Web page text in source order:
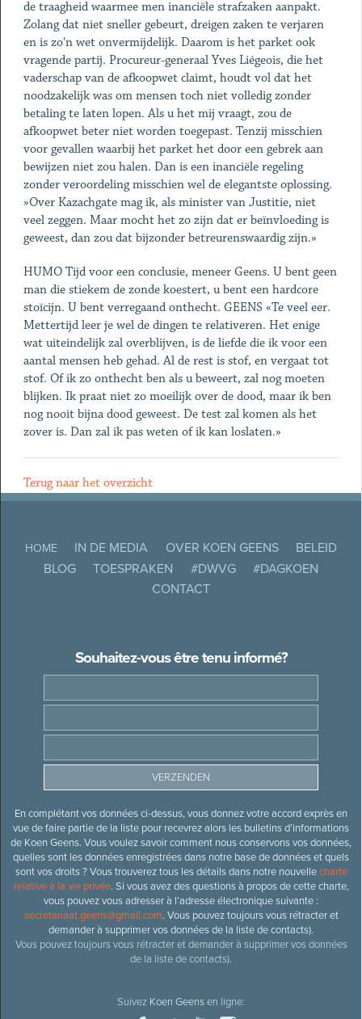
de traagheid waarmee men inanciële strafzaken aanpakt.
Zolang dat niet sneller gebeurt, dreigen zaken te verjaren
en is zo'n wet onvermijdelijk. Daarom is het parket ook
vragende partij. Procureur-generaal Yves Liégeois, die het
vaderschap van de afkoopwet claimt, houdt vol dat het
noodzakelijk was om mensen toch niet volledig zonder
betaling te laten lopen. Als u het mij vraagt, zou de
afkoopwet beter niet worden toegepast. Tenzij misschien
voor gevallen waarbij het parket het door een gebrek aan
bewijzen niet zou halen. Dan is een inanciële regeling
zonder veroordeling misschien wel de elegantste oplossing.
»Over Kazachgate mag ik, als minister van Justitie, niet
veel zeggen. Maar mocht het zo zijn dat er beïnvloeding is
geweest, dan zou dat bijzonder betreurenswaardig zijn.»
HUMO Tijd voor een conclusie, meneer Geens. U bent geen
man die stiekem de zonde koestert, u bent een hardcore
stoïcijn. U bent verregaand onthecht. GEENS «Te veel eer.
Mettertijd leer je wel de dingen te relativeren. Het enige
wat uiteindelijk zal overblijven, is de liefde die ik voor een
aantal mensen heb gehad. Al de rest is stof, en vergaat tot
stof. Of ik zo onthecht ben als u beweert, zal nog moeten
blijken. Ik praat niet zo moeilijk over de dood, maar ik ben
nog nooit bijna dood geweest. De test zal komen als het
zover is. Dan zal ik pas weten of ik kan loslaten.»
Terug naar het overzicht
HOME IN DE MEDIA OVER KOEN GEENS
BELEID
BLOG
TOESPRAKEN #DWVG
#DAGKOEN
CONTACT
Souhaitez-vous être tenu informé?
En complétant vos données ci-dessus, vous donnez votre accord exprès en
vue de faire partie de la liste pour recevrez alors les bulletins d’informations
de Koen Geens. Vous voulez savoir comment nous conservons vos données,
quelles sont les données enregistrées dans notre base de données et quels
sont vos droits ? Vous trouverez tous les détails dans notre nouvellecharte
relative à la vie privée. Si vous avez des questions à propos de cette charte,
vous pouvez vous adresser à l’adresse électronique suivante :
secretariaat.geens@gmail.com. Vous pouvez toujours vous rétracter et
demander à supprimer vos données de la liste de contacts).
Vous pouvez toujours vous rétracter et demander à supprimer vos données
de la liste de contacts).
Suivez Koen Geensen ligne: